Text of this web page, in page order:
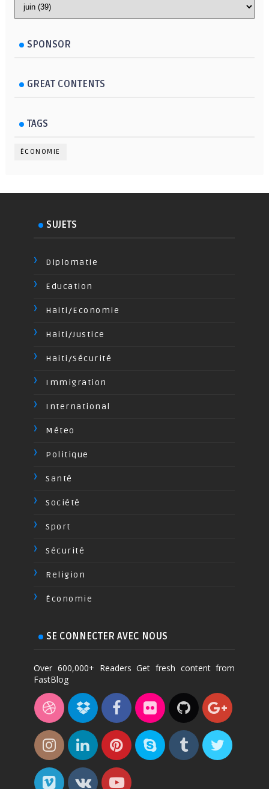
SPONSOR
GREAT CONTENTS
TAGS
ÉCONOMIE
SUJETS
Diplomatie
Education
Haiti/Economie
Haiti/Justice
Haiti/Sécurité
Immigration
International
Méteo
Politique
Santé
Société
Sport
Sécurité
Religion
Économie
SE CONNECTER AVEC NOUS
Over 600,000+ Readers Get fresh content from
FastBlog